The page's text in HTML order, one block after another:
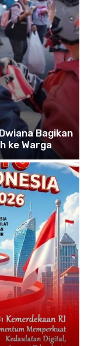
Bagikan
ke Warga